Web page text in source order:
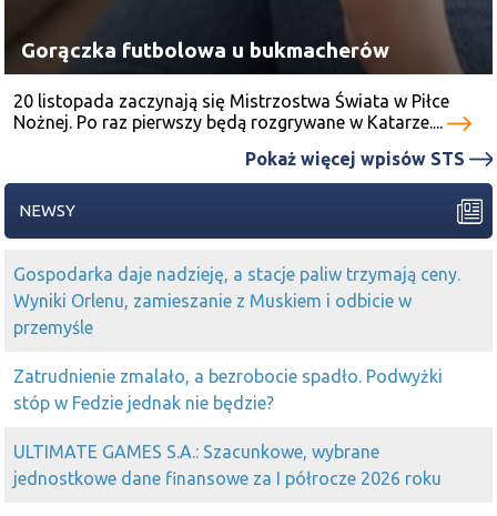
Gorączka futbolowa u bukmacherów
20 listopada zaczynają się Mistrzostwa Świata w Piłce
Nożnej. Po raz pierwszy będą rozgrywane w Katarze....
Pokaż więcej wpisów STS
NEWSY
Gospodarka daje nadzieję, a stacje paliw trzymają ceny.
Wyniki Orlenu, zamieszanie z Muskiem i odbicie w
przemyśle
Zatrudnienie zmalało, a bezrobocie spadło. Podwyżki
stóp w Fedzie jednak nie będzie?
ULTIMATE GAMES S.A.: Szacunkowe, wybrane
jednostkowe dane finansowe za I półrocze 2026 roku